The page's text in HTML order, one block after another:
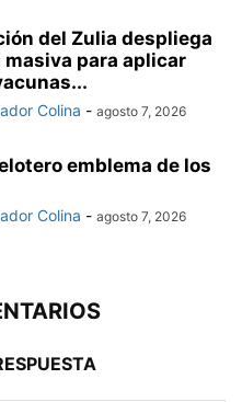
del Zulia despliega
masiva para aplicar
Colina - agosto 7, 2026
emblema de los
Colina - agosto 7, 2026